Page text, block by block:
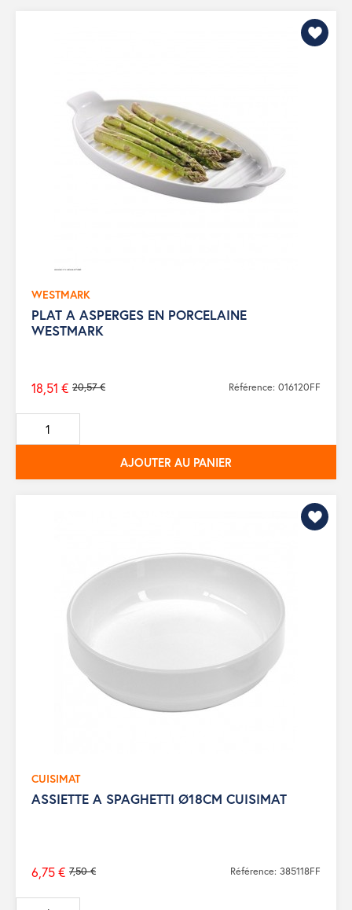
WESTMARK
PLAT A ASPERGES EN PORCELAINE
WESTMARK
Prix
de
base
20,57 €
18,51 € Référence: 016120FF
AJOUTER AU PANIER
CUISIMAT
ASSIETTE A SPAGHETTI Ø18CM CUISIMAT
Prix
de
7,50 €
6,75 € Référence: 385118FF